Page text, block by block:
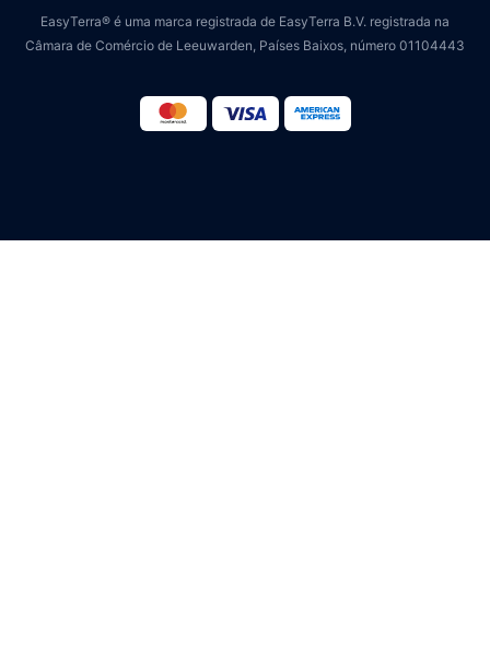
EasyTerra® é uma marca registrada de EasyTerra B.V. registrada na
Câmara de Comércio de Leeuwarden, Países Baixos, número 01104443